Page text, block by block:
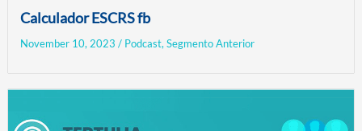
Calculador ESCRS fb
November 10, 2023 / Podcast,Segmento Anterior